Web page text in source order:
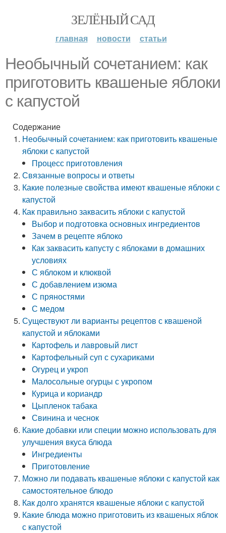
ЗЕЛЁНЫЙ САД
главная новости статьи
Необычный сочетанием: как
приготовить квашеные яблоки
с капустой
Содержание
Необычный сочетанием: как приготовить квашеные
яблоки с капустой
Процесс приготовления
Связанные вопросы и ответы
Какие полезные свойства имеют квашеные яблоки с
капустой
Как правильно заквасить яблоки с капустой
Выбор и подготовка основных ингредиентов
Зачем в рецепте яблоко
Как заквасить капусту с яблоками в домашних
условиях
С яблоком и клюквой
С добавлением изюма
С пряностями
С медом
Существуют ли варианты рецептов с квашеной
капустой и яблоками
Картофель и лавровый лист
Картофельный суп с сухариками
Огурец и укроп
Малосольные огурцы с укропом
Курица и кориандр
Цыпленок табака
Свинина и чеснок
Какие добавки или специи можно использовать для
улучшения вкуса блюда
Ингредиенты
Приготовление
Можно ли подавать квашеные яблоки с капустой как
самостоятельное блюдо
Как долго хранятся квашеные яблоки с капустой
Какие блюда можно приготовить из квашеных яблок
с капустой